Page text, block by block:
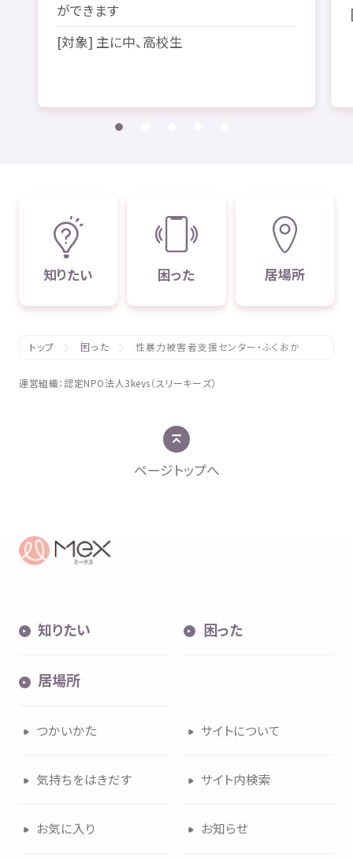
ができます
[対象] 主に中、高校生
知りたい 困った 居場所
トップ 困った 性暴力被害者支援センター・ふくおか
運営組織：認定NPO法人 3keys（スリーキーズ）
ページトップへ
知りたい 困った
居場所
つかいかた サイトについて
気持ちをはきだす サイト内検索
お気に入り お知らせ